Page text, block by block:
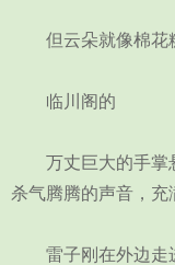
但云朵就像棉花糖
临川阁的
万丈巨大的手掌悬
杀气腾腾的声音，充
雷子刚在外边走